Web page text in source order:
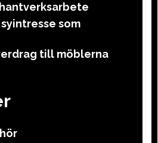
som
till möblerna